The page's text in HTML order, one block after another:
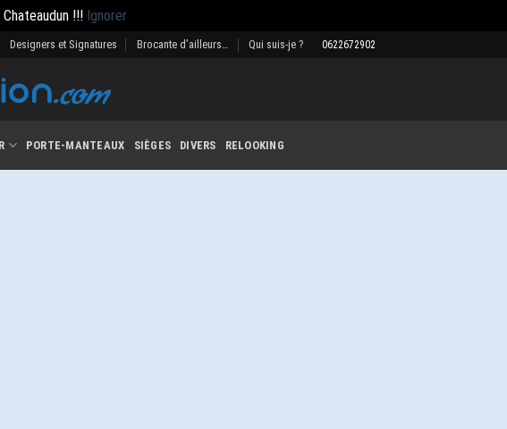
!!! Ignorer
Designers et Signatures Brocante d’ailleurs… Qui suis-je ? 0622672902
PORTE-MANTEAUX SIÈGES DIVERS RELOOKING